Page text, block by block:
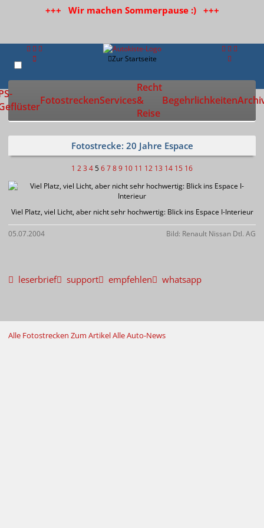
+++ Wir machen Sommerpause :) +++
Zur Startseite
FotostreckenServices
Recht
&
Reise
Begehrlichkeiten
Fotostrecke: 20 Jahre Espace
1 23 456789 10 11 12 13 14 15 16
Viel Platz, viel Licht, aber nicht sehr hochwertig: Blick ins Espace I-Interieur
05.07.2004 Bild: Renault Nissan Dtl. AG
leserbrief support empfehlen whatsapp
Alle Fotostrecken Zum ArtikelAlle Auto-News